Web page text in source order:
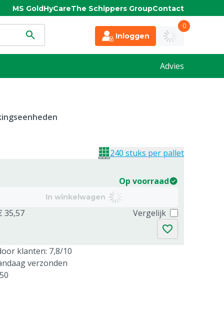
MS GoldHyCareThe Schippers GroupContact
Inloggen
0
Advies
Op voorraad
In winkelwagen
35,57 Vergelijk
240 stuks per pallet
klanten: 7,8/10
verzonden